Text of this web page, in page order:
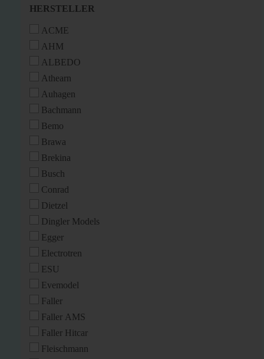
HERSTELLER
HERSTELLER
ACME
AHM
ALBEDO
Athearn
Auhagen
Bachmann
Bemo
Brawa
Brekina
Busch
Conrad
Dietzel
Dingler Models
Egger
Electrotren
ESU
Evemodel
Faller
Faller AMS
Faller Hitcar
Fleischmann